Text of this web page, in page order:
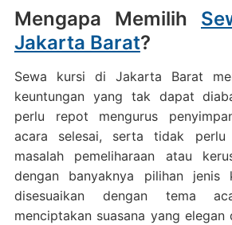
Mengapa Memilih
Jakarta Barat?
Sewa kursi di Jakarta Barat
keuntungan yang tak dapat
perlu repot mengurus
acara selesai, serta tidak perlu
masalah pemeliharaan atau
dengan banyaknya pilihan jenis
disesuaikan dengan tema
menciptakan suasana yang elegan